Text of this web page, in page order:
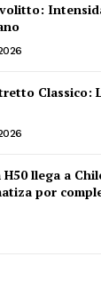
Classico:
llega a
por